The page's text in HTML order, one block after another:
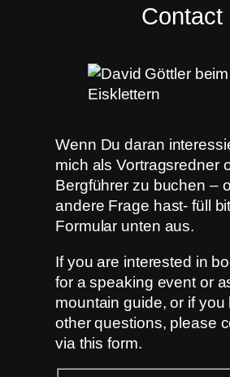
Contact
Wenn Du daran
mich als Vortragsredner
Bergführer zu buchen –
andere Frage hast- füll
Formular unten aus.
If you are interested in
for a speaking event or
mountain guide, or if
other questions, please
via this form.